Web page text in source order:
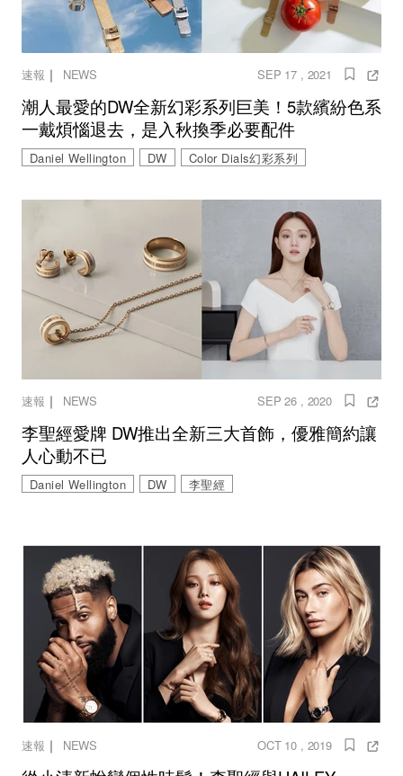
速報 ｜ NEWS SEP 17 , 2021
潮人最愛的DW全新幻彩系列巨美！5款繽紛色系
一戴煩惱退去，是入秋換季必要配件
Daniel Wellington DW Color Dials幻彩系列
速報 ｜ NEWS SEP 26 , 2020
李聖經愛牌 DW推出全新三大首飾，優雅簡約讓
人心動不已
Daniel Wellington DW 李聖經
速報 ｜ NEWS OCT 10 , 2019